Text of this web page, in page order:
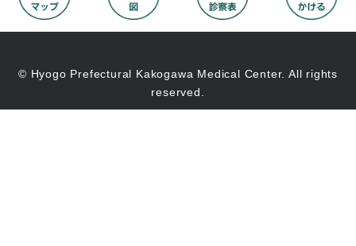
© Hyogo Prefectural Kakogawa Medical Center. All rights
reserved.